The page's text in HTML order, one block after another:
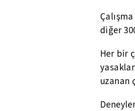
diğer
Her bir
uzanan